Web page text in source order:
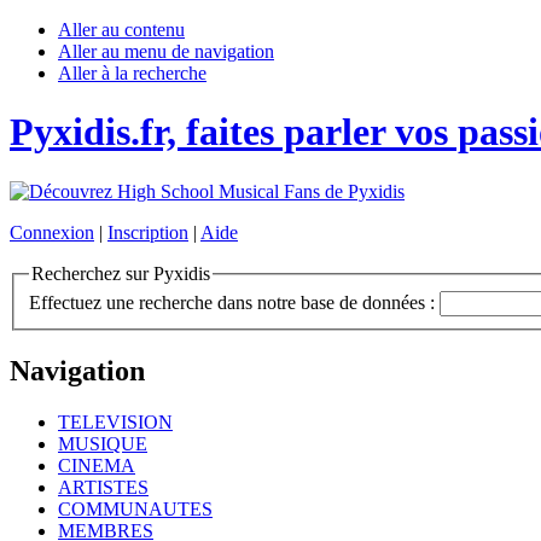
Aller au contenu
Aller au menu de navigation
Aller à la recherche
Pyxidis.fr, faites parler vos
Connexion | Inscription | Aide
Recherchez sur Pyxidis
Effectuez une recherche dans notre base de données :
Navigation
TELEVISION
MUSIQUE
CINEMA
ARTISTES
COMMUNAUTES
MEMBRES